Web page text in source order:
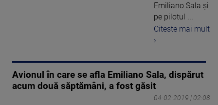
Emiliano Sala şi
pe pilotul ...
Citeste mai mult
›
Avionul în care se afla Emiliano Sala, dispărut
acum două săptămâni, a fost găsit
04-02-2019 | 02:08